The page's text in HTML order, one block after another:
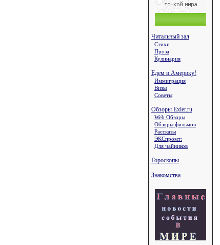
Читальный зал
Стихи
Проза
Кулинария
Едем в Америку!
Иммиграция
Визы
Советы
Обзоры Exler.ru
Web Обзоры
Обзоры фильмов
Рассказы
ЭКСпромт:
Для чайников
Гороскопы
Знакомства